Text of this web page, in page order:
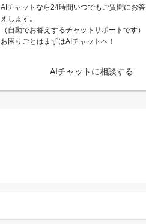
AIチャットなら24時間いつでもご質問にお答
えします。
（自動でお答えするチャットサポートです）
お困りごとはまずはAIチャットへ！
AIチャットに相談する